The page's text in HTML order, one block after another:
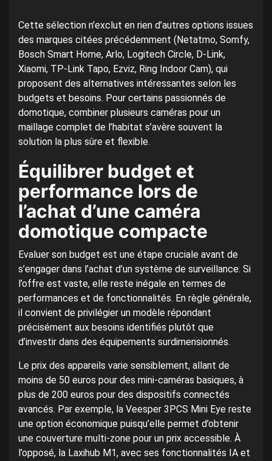
Cette sélection n’exclut en rien d’autres options issues
des marques citées précédemment (Netatmo, Somfy,
Bosch Smart Home, Arlo, Logitech Circle, D-Link,
Xiaomi, TP-Link Tapo, Ezviz, Ring Indoor Cam), qui
proposent des alternatives intéressantes selon les
budgets et besoins. Pour certains passionnés de
domotique, combiner plusieurs caméras pour un
maillage complet de l’habitat s’avère souvent la
solution la plus sûre et flexible.
Équilibrer budget et
performance lors de
l’achat d’une caméra
domotique compacte
Evaluer son budget est une étape cruciale avant de
s’engager dans l’achat d’un système de surveillance. Si
l’offre est vaste, elle reste inégale en termes de
performances et de fonctionnalités. En règle générale,
il convient de privilégier un modèle répondant
précisément aux besoins identifiés plutôt que
d’investir dans des équipements surdimensionnés.
Le prix des appareils varie sensiblement, allant de
moins de 50 euros pour des mini-caméras basiques, à
plus de 200 euros pour des dispositifs connectés
avancés. Par exemple, la Veesper 3PCS Mini Eye reste
une option économique puisqu’elle permet d’obtenir
une couverture multi-zone pour un prix accessible. À
l’opposé, la Laxihub M1, avec ses fonctionnalités IA et